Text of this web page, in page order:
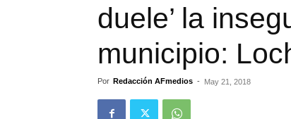
duele’ la
municipio:
Por Redacción AFmedios - May 21, 2018